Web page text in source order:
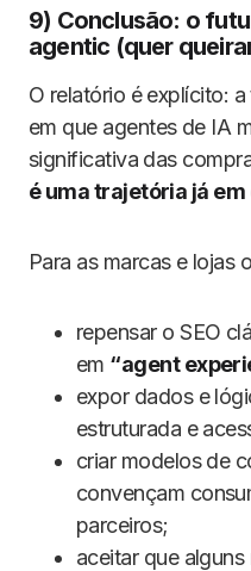
9) Conclusão: o
agentic (quer
O relatório é explícito:
em que agentes de IA
significativa das
é uma trajetória já
Para as marcas e lojas
repensar o SEO
em “agent
expor dados e
estruturada e
criar modelos de
convençam
parceiros;
aceitar que